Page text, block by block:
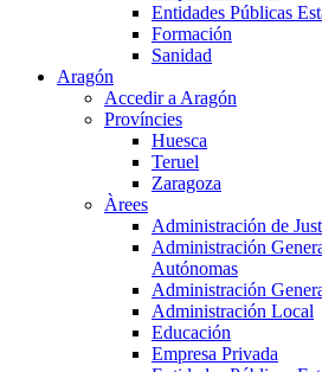
Entidades Públicas
Formación
Sanidad
Aragón
Accedir a Aragón
Províncies
Huesca
Teruel
Zaragoza
Àrees
Administración de
Administración
Autónomas
Administración
Administración Local
Educación
Empresa Privada